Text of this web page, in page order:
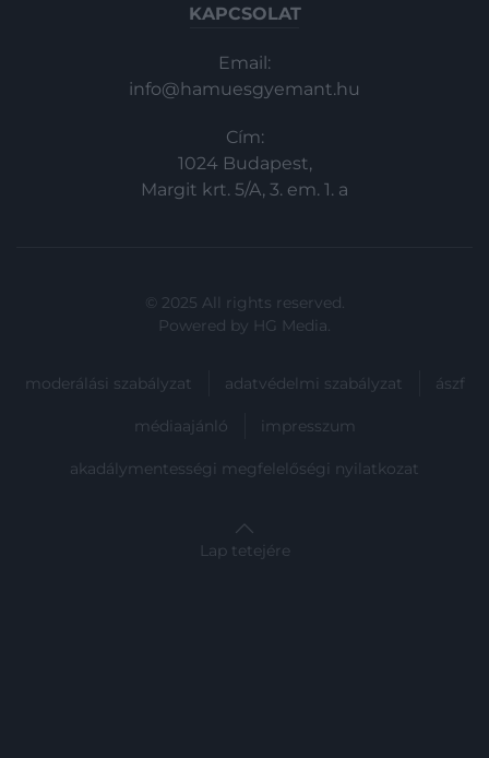
KAPCSOLAT
Email:
info@hamuesgyemant.hu
Cím:
1024 Budapest,
Margit krt. 5/A, 3. em. 1. a
© 2025 All rights reserved.
Powered by HG Media.
moderálási szabályzat adatvédelmi szabályzat ászf
médiaajánló impresszum
akadálymentességi megfelelőségi nyilatkozat
Lap tetejére